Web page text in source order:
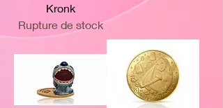
Kronk
Rupture de stock